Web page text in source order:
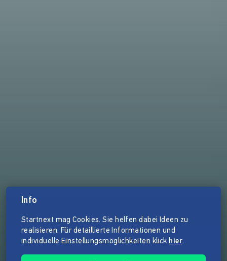
Info
Startnext mag Cookies. Sie helfen dabei Ideen zu
realisieren. Für detaillierte Informationen und
individuelle Einstellungsmöglichkeiten klick hier.